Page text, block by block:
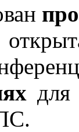
для